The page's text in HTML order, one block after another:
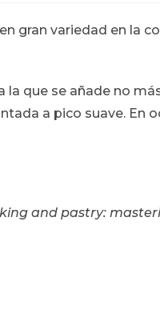
gran variedad en la
la que se añade no
a pico suave. En
and pastry: